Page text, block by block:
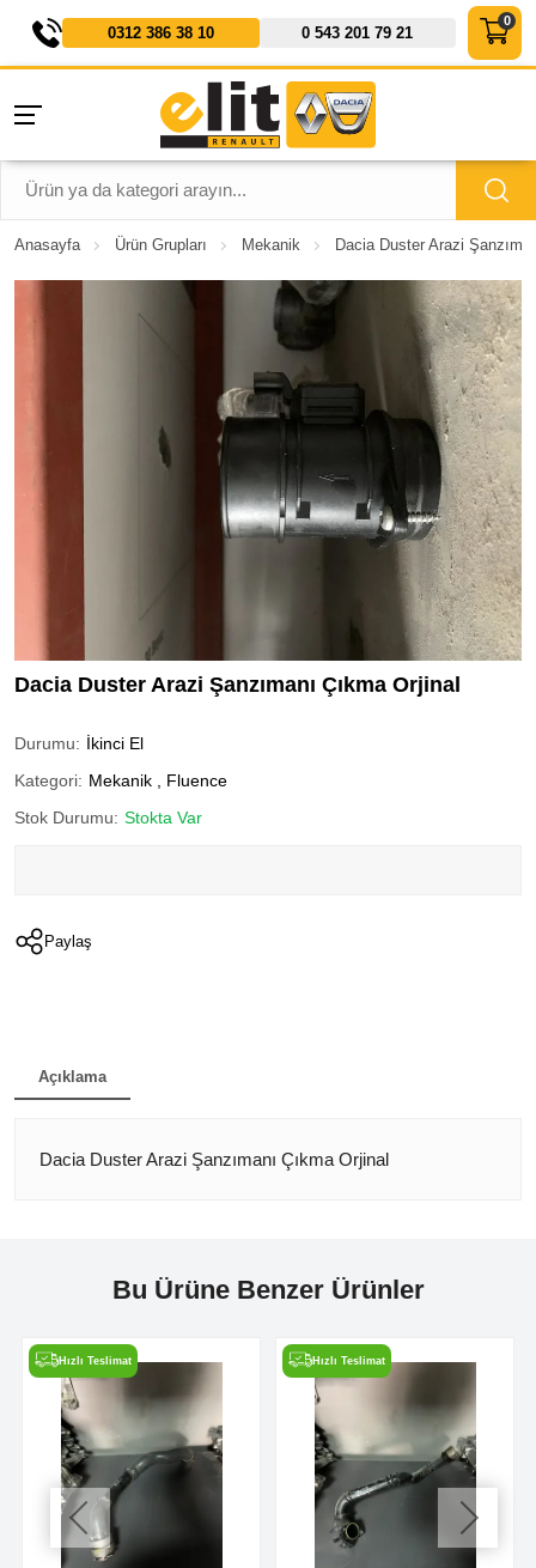
0312 386 38 10 0 543 201 79 21
Anasayfa Ürün Grupları Mekanik Dacia Duster Arazi
Dacia Duster Arazi Şanzımanı Çıkma Orjinal
Durumu: İkinci El
Kategori: Mekanik
Fluence
Stok Durumu: Stokta Var
Paylaş
Açıklama
Dacia Duster Arazi Şanzımanı Çıkma Orjinal
Bu Ürüne Benzer Ürünler
Hızlı Teslimat Hızlı Teslimat